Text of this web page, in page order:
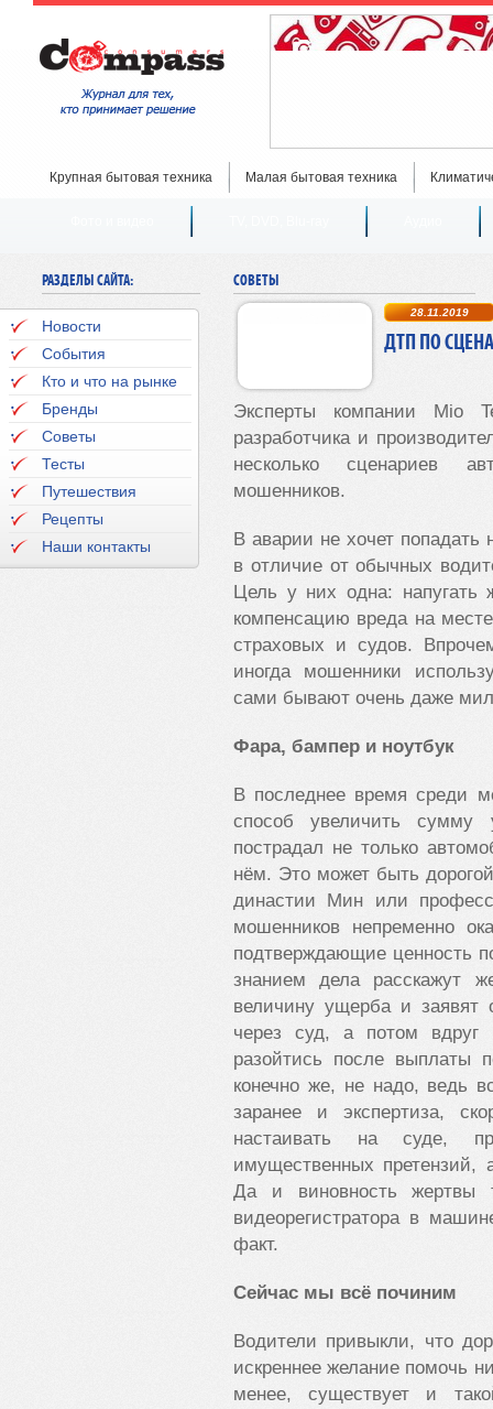
РАЗДЕЛЫ САЙТА:
Новости
События
Кто и что на рынке
Бренды
Советы
Тесты
Путешествия
Рецепты
Наши контакты
СОВЕТЫ
28.11.2019
ДТП ПО
Эксперты компании Mio
разработчика и
несколько сценариев
мошенников.
В аварии не хочет попадать
в отличие от обычных
Цель у них одна: напугать
компенсацию вреда на
страховых и судов.
иногда мошенники
сами бывают очень даже
Фара, бампер и ноутбук
В последнее время среди
способ увеличить
пострадал не только
нём. Это может быть
династии Мин или
мошенников непременно
подтверждающие ценность
знанием дела расскажут
величину ущерба и заявят
через суд, а потом вдруг
разойтись после выплаты
конечно же, не надо, ведь
заранее и экспертиза,
настаивать на суде,
имущественных
Да и виновность жертвы
видеорегистратора в
факт.
Сейчас мы всё починим
Водители привыкли, что
искреннее желание помочь
менее, существует и
Крупная бытовая техника Малая бытовая техника